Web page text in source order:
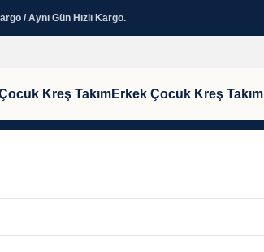
/ Aynı Gün Hızlı Kargo.
Kreş TakımErkek Çocuk Kreş Takım